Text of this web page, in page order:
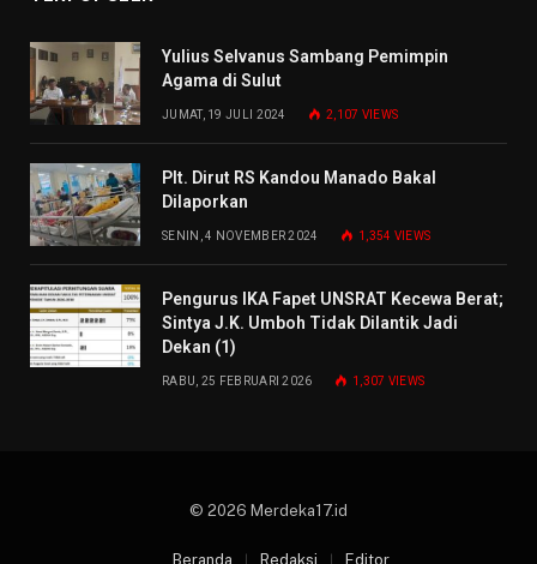
Yulius Selvanus Sambang Pemimpin
Agama di Sulut
JUMAT, 19 JULI 2024 2,107 VIEWS
Plt. Dirut RS Kandou Manado Bakal
Dilaporkan
SENIN, 4 NOVEMBER 2024 1,354 VIEWS
Pengurus IKA Fapet UNSRAT Kecewa Berat;
Sintya J.K. Umboh Tidak Dilantik Jadi
Dekan (1)
RABU, 25 FEBRUARI 2026 1,307 VIEWS
© 2026 Merdeka17.id
Beranda Redaksi Editor